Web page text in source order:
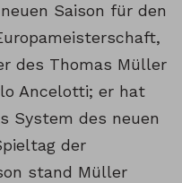
Saison für den
des Thomas Müller
Ancelotti; er hat
System des neuen
der
stand Müller